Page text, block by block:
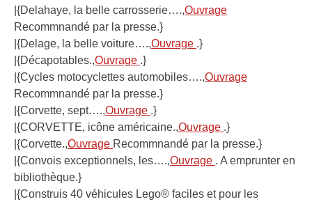
|{Delahaye, la belle carrosserie….,Ouvrage
Recommnandé par la presse.}
|{Delage, la belle voiture….,Ouvrage .}
|{Décapotables.,Ouvrage .}
|{Cycles motocyclettes automobiles….,Ouvrage
Recommnandé par la presse.}
|{Corvette, sept….,Ouvrage .}
|{CORVETTE, icône américaine.,Ouvrage .}
|{Corvette.,Ouvrage Recommnandé par la presse.}
|{Convois exceptionnels, les….,Ouvrage . A emprunter en
bibliothèque.}
|{Construis 40 véhicules Lego® faciles et pour les